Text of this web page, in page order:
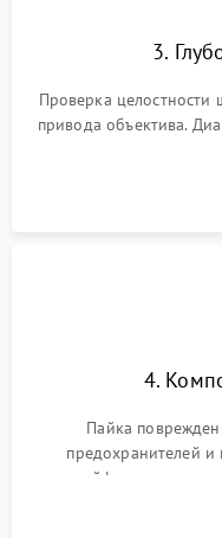
3.
Проверка
привода объектива.
питания и
затвора и блока
4.
Пайка
предохранителей и
шлейфов, дисплея,
автофокуса.